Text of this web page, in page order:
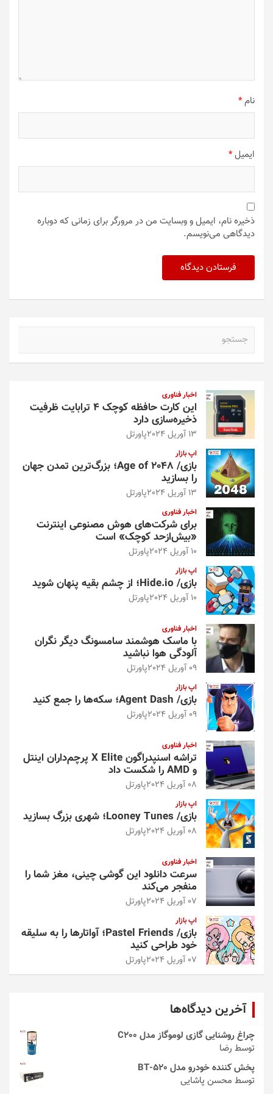
نام*
ایمیل*
ذخیره نام، ایمیل و وبسایت من در مرورگر برای زمانی که دوباره
دیدگاهی می‌نویسم.
اخبار فناوری
این کارت حافظه کوچک ۴ ترابایت ظرفیت
ذخیره‌سازی دارد
13 آوریل 2024 پاورتل
اپ بازار
بازی/ Age of 2048؛ بزرگ‌ترین تمدن جهان
را بسازید
13 آوریل 2024 پاورتل
اخبار فناوری
برای شرکت‌های هوش مصنوعی اینترنت
«بیش‌از‌حد کوچک» است
10 آوریل 2024 پاورتل
اپ بازار
بازی/ Hide.io؛ از چشم بقیه پنهان شوید
10 آوریل 2024 پاورتل
اخبار فناوری
با ماسک هوشمند سامسونگ دیگر نگران
آلودگی هوا نباشید
09 آوریل 2024 پاورتل
اپ بازار
بازی/ Agent Dash؛ سکه‌ها را جمع کنید
09 آوریل 2024 پاورتل
اخبار فناوری
تراشه اسنپدراگون X Elite پرچم‌داران اینتل
و AMD را شکست داد
08 آوریل 2024 پاورتل
اپ بازار
بازی/ Looney Tunes؛ شهری بزرگ بسازید
08 آوریل 2024 پاورتل
اخبار فناوری
سرعت دانلود این گوشی چینی، مغز شما را
منفجر می‌کند
07 آوریل 2024 پاورتل
اپ بازار
بازی/ Pastel Friends؛ آواتارها را به سلیقه
خود طراحی کنید
07 آوریل 2024 پاورتل
آخرین دیدگاه‌ها
چراغ روشنایی گازی لوموگاز مدل C200
توسط رضا
پخش کننده خودرو مدل 520-BT
توسط محسن پاشایی